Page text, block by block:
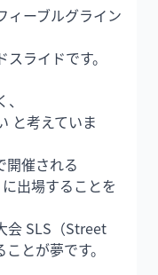
ィーブルグライン
ライドです。
と考えていま
開催される
出場することを
会 SLS（Street
とが夢です。